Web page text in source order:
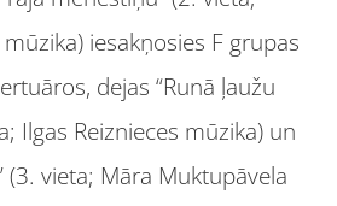
iesakņosies F grupas
dejas “Runā ļaužu
Ilgas Reiznieces mūzika) un
(3. vieta; Māra Muktupāvela